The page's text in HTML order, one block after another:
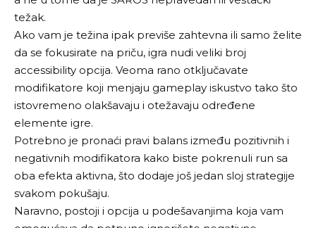
težak.
Ako vam je težina ipak previše zahtevna ili samo želite
da se fokusirate na priču, igra nudi veliki broj
accessibility opcija. Veoma rano otključavate
modifikatore koji menjaju gameplay iskustvo tako što
istovremeno olakšavaju i otežavaju određene
elemente igre.
Potrebno je pronaći pravi balans između pozitivnih i
negativnih modifikatora kako biste pokrenuli run sa
oba efekta aktivna, što dodaje još jedan sloj strategije
svakom pokušaju.
Naravno, postoji i opcija u podešavanjima koja vam